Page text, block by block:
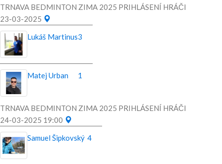
TRNAVA BEDMINTON ZIMA 2025 PRIHLÁSENÍ HRÁČI
23-03-2025
Lukáš Martinus3
Matej Urban 1
TRNAVA BEDMINTON ZIMA 2025 PRIHLÁSENÍ HRÁČI
24-03-2025 19:00
Samuel Šipkovský 4